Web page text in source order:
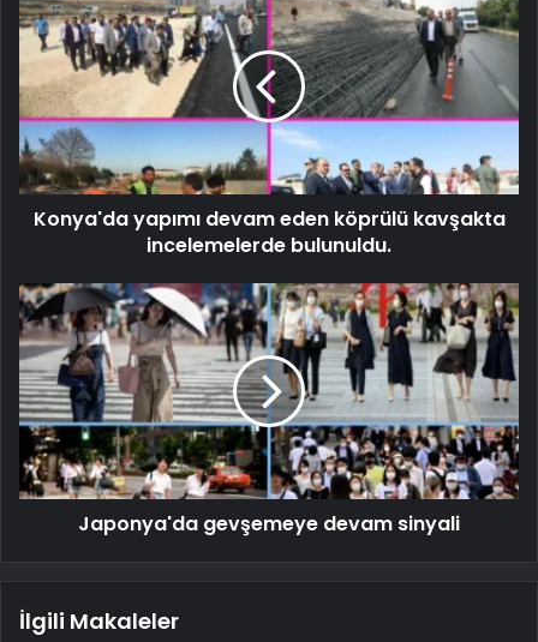
Konya'da yapımı devam eden köprülü kavşakta
incelemelerde bulunuldu.
Japonya'da gevşemeye devam sinyali
İlgili Makaleler